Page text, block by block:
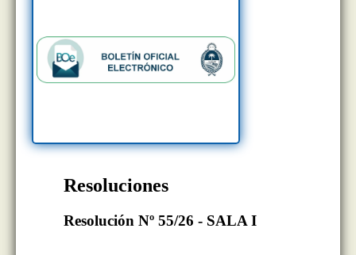
Resoluciones
Resolución Nº 55/26 - SALA I